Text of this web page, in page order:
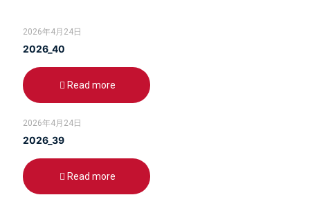
2026年4月24日
2026_40
Read more
2026年4月24日
2026_39
Read more